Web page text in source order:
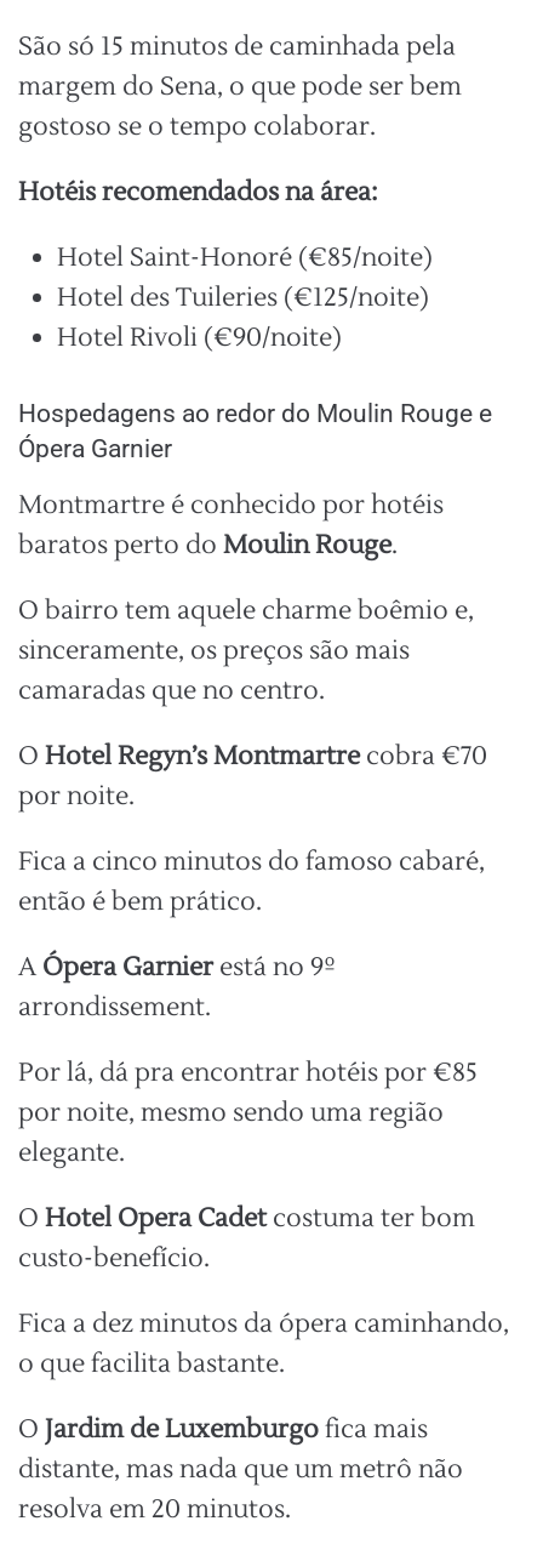
São só 15 minutos de caminhada pela
margem do Sena, o que pode ser bem
gostoso se o tempo colaborar.
Hotéis recomendados na área:
Hotel Saint-Honoré (€85/noite)
Hotel des Tuileries (€125/noite)
Hotel Rivoli (€90/noite)
Hospedagens ao redor do Moulin Rouge e
Ópera Garnier
Montmartre é conhecido por hotéis
baratos perto do Moulin Rouge.
O bairro tem aquele charme boêmio e,
sinceramente, os preços são mais
camaradas que no centro.
O Hotel Regyn’s Montmartrecobra €70
por noite.
Fica a cinco minutos do famoso cabaré,
então é bem prático.
A Ópera Garnierestá no 9º
arrondissement.
Por lá, dá pra encontrar hotéis por €85
por noite, mesmo sendo uma região
elegante.
O Hotel Opera Cadetcostuma ter bom
custo-benefício.
Fica a dez minutos da ópera caminhando,
o que facilita bastante.
O Jardim de Luxemburgofica mais
distante, mas nada que um metrô não
resolva em 20 minutos.